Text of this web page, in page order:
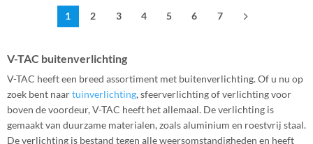
1 2 3 4 5 6 7
V-TAC buitenverlichting
V-TAC heeft een breed assortiment met buitenverlichting. Of u nu op
zoek bent naartuinverlichting, sfeerverlichting of verlichting voor
boven de voordeur, V-TAC heeft het allemaal. De verlichting is
gemaakt van duurzame materialen, zoals aluminium en roestvrij staal.
De verlichting is bestand tegen alle weersomstandigheden en heeft